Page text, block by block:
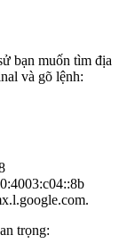
bạn muốn tìm địa
và gõ lệnh:
trọng: